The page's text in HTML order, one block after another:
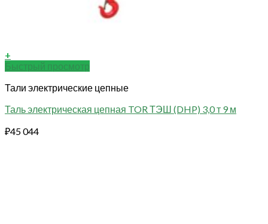
+
Быстрый просмотр
Тали электрические цепные
Таль электрическая цепная TOR ТЭШ (DHP) 3,0 т 9 м
₽45 044